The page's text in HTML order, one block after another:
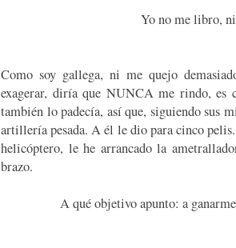
Yo no me libro,
Como soy gallega, ni me quejo
exagerar, diría que NUNCA me rindo, es
también lo padecía, así que, siguiendo sus
artillería pesada. A él le dio para cinco
helicóptero, le he arrancado la
brazo.
A qué objetivo apunto: a